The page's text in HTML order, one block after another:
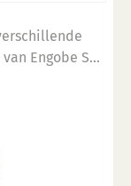
Engobe Set